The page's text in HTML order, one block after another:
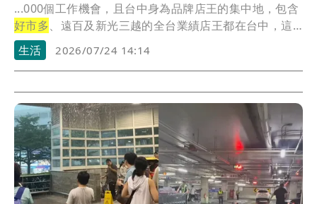
...000個工作機會，且台中身為品牌店王的集中地，包含
好市多、遠百及新光三越的全台業績店王都在台中，這
次...
生活 2026/07/24 14:14